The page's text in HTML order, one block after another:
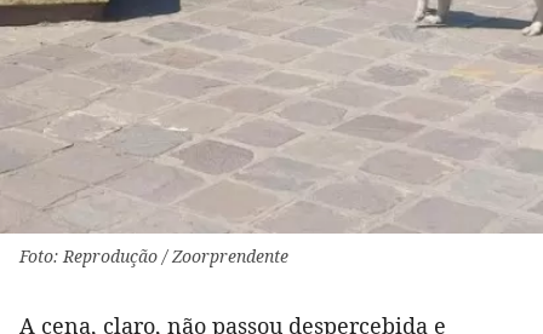
Foto: Reprodução / Zoorprendente
A cena, claro, não passou despercebida e